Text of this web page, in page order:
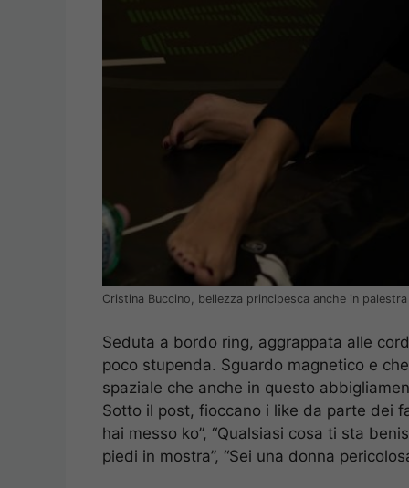
Cristina Buccino, bellezza principesca anche in
Seduta a bordo ring, aggrappata alle
poco stupenda. Sguardo magnetico e
spaziale che anche in questo
Sotto il post, fioccano i like da parte dei
hai messo ko”, “Qualsiasi cosa ti sta
piedi in mostra”, “Sei una donna